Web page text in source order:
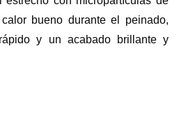
bueno durante el peinado,
y un acabado brillante y